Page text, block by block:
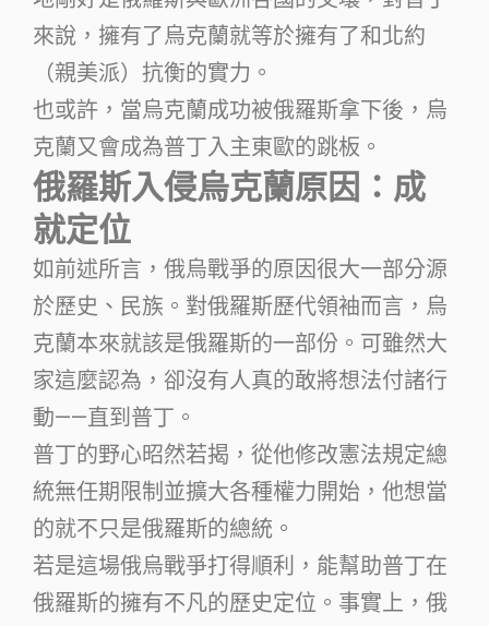
來說，擁有了烏克蘭就等於擁有了和北約
（親美派）抗衡的實力。
也或許，當烏克蘭成功被俄羅斯拿下後，烏
克蘭又會成為普丁入主東歐的跳板。
俄羅斯入侵烏克蘭原因：成
就定位
如前述所言，俄烏戰爭的原因很大一部分源
於歷史、民族。對俄羅斯歷代領袖而言，烏
克蘭本來就該是俄羅斯的一部份。可雖然大
家這麼認為，卻沒有人真的敢將想法付諸行
動——直到普丁。
普丁的野心昭然若揭，從他修改憲法規定總
統無任期限制並擴大各種權力開始，他想當
的就不只是俄羅斯的總統。
若是這場俄烏戰爭打得順利，能幫助普丁在
俄羅斯的擁有不凡的歷史定位。事實上，俄